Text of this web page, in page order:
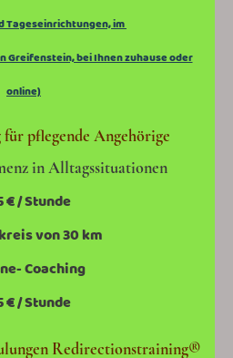
Tageseinrichtungen, im
Greifenstein, bei Ihnen zuhause oder
online)
für pflegende Angehörige
in Alltagssituationen
€ / Stunde
von 30 km
Coaching
€ / Stunde
Redirectionstraining®